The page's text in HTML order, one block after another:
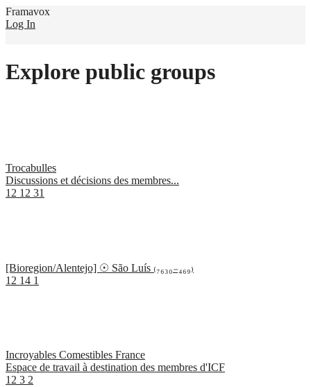
Framavox
Log In
Explore public groups
Trocabulles
Discussions et décisions des membres...
12 12 31
[Bioregion/Alentejo] ☉ São Luís ₍₇₆₃₀₋₄₆₉₎
12 14 1
Incroyables Comestibles France
Espace de travail à destination des membres d'ICF
12 3 2